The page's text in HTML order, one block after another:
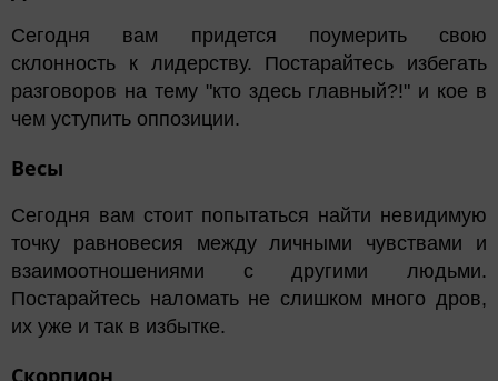
Сегодня вам придется поумерить свою
склонность к лидерству. Постарайтесь избегать
разговоров на тему "кто здесь главный?!" и кое в
чем уступить оппозиции.
Весы
Сегодня вам стоит попытаться найти невидимую
точку равновесия между личными чувствами и
взаимоотношениями с другими людьми.
Постарайтесь наломать не слишком много дров,
их уже и так в избытке.
Скорпион